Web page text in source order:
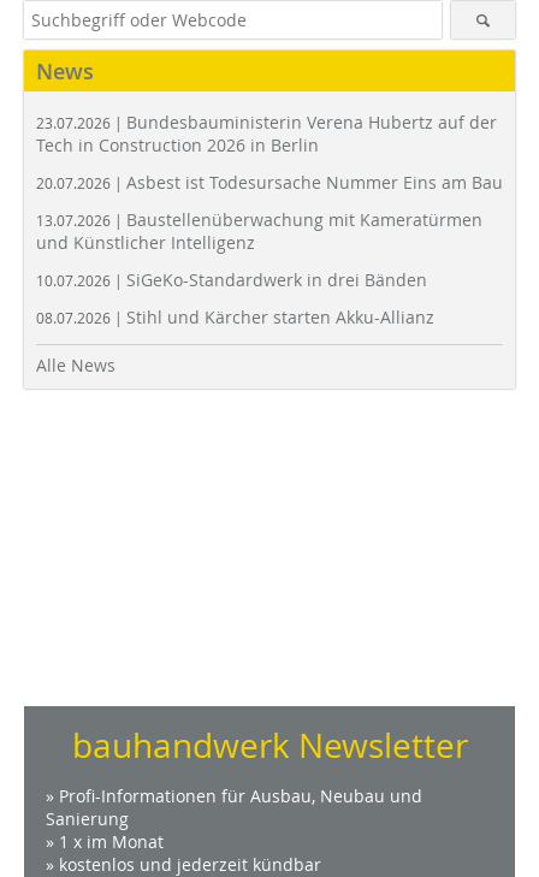
News
23.07.2026 | Bundesbauministerin Verena Hubertz auf der
Tech in Construction 2026 in Berlin
20.07.2026 | Asbest ist Todesursache Nummer Eins am Bau
13.07.2026 | Baustellenüberwachung mit Kameratürmen
und Künstlicher Intelligenz
10.07.2026 | SiGeKo-Standardwerk in drei Bänden
08.07.2026 | Stihl und Kärcher starten Akku-Allianz
Alle News
bauhandwerk Newsletter
» Profi-Informationen für Ausbau, Neubau und
Sanierung
» 1 x im Monat
» kostenlos und jederzeit kündbar